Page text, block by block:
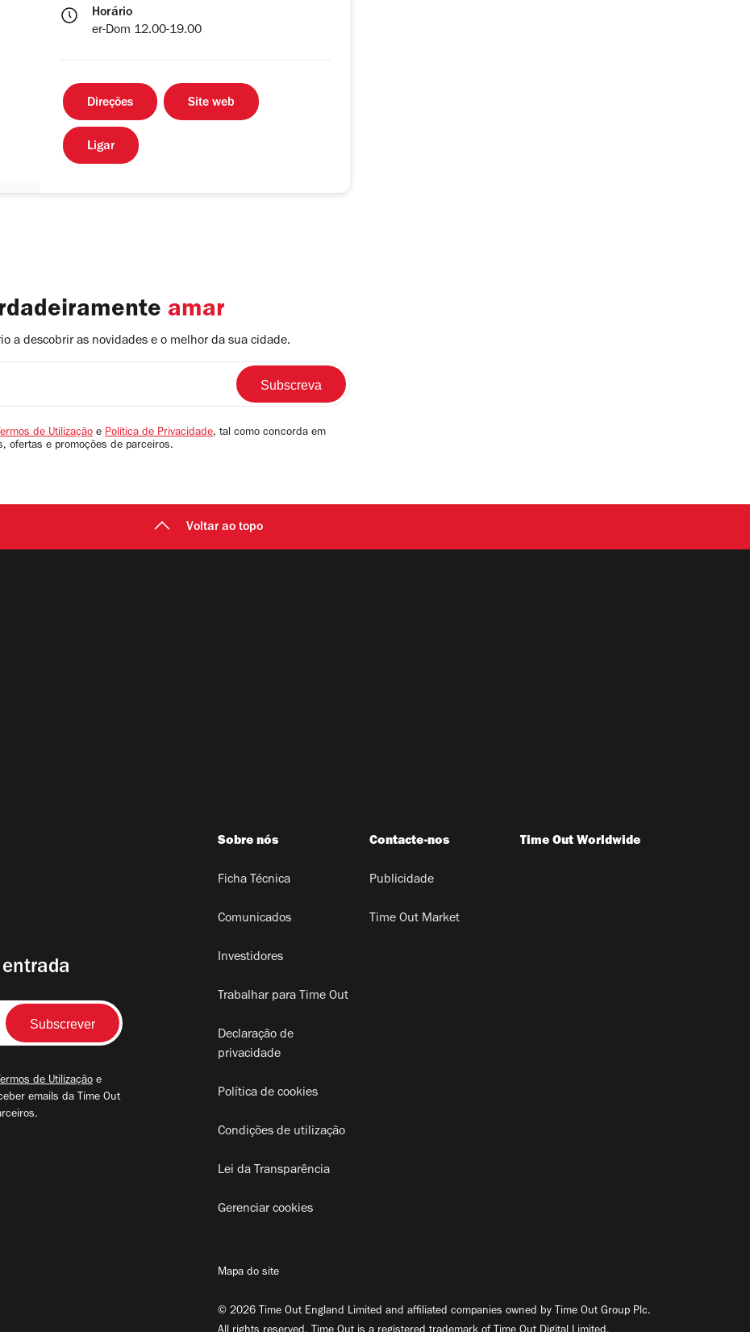
Horário
er-Dom 12.00-19.00
Direções Site web
Ligar
amar
a descobrir as novidades e o melhor da sua cidade.
de Utilização e Política de Privacidade, tal como concorda em
ofertas e promoções de parceiros.
Voltar ao topo
de Utilização e
emails da Time Out
Sobre nós
Ficha Técnica
Comunicados
Investidores
Trabalhar para Time Out
Declaração de
privacidade
Política de cookies
Condições de utilização
Lei da Transparência
Gerenciar cookies
Contacte-nos
Publicidade
Time Out Market
Time Out Worldwide
Mapa do site
© 2026 Time Out England Limited and affiliated companies owned by Time Out Group Plc.